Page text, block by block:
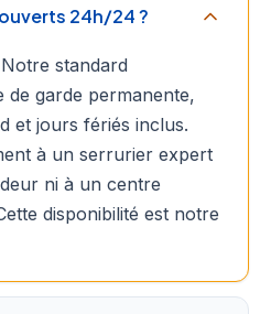
24h/24 ?
standard
de garde permanente,
et jours fériés inclus.
à un serrurier expert
ni à un centre
disponibilité est notre